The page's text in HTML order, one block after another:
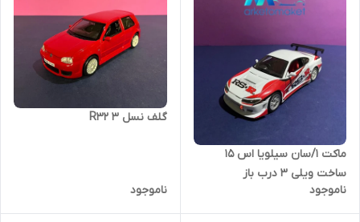
ماکت ۱/سان سیلویا اس ۱۵
ساخت ویلی ۳ درب باز
ناموجود
گلف نسل ۳ R32
ناموجود